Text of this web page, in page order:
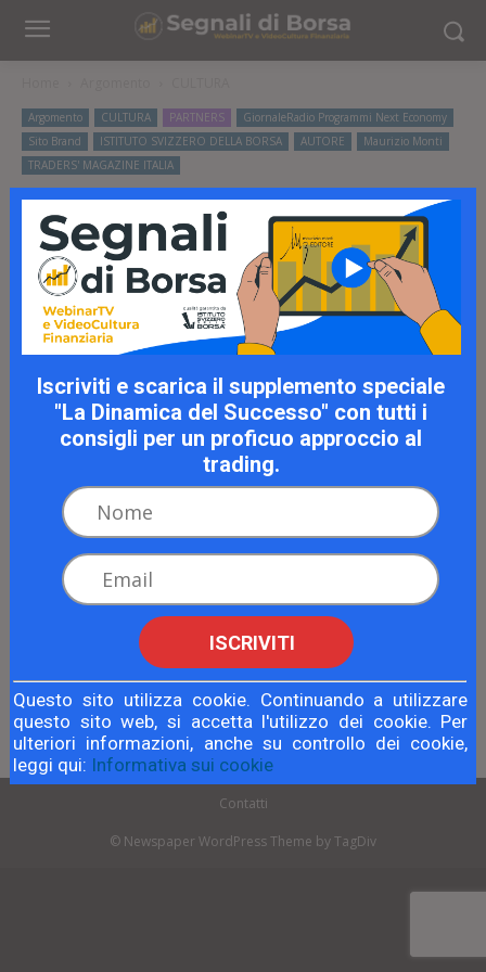
Argomento CULTURA PARTNERS
GiornaleRadio Programmi Next Economy
Sito Brand
ISTITUTO SVIZZERO DELLA BORSA AUTORE
Maurizio Monti
TRADERS' MAGAZINE ITALIA
Giornale Radio Next
Economy con Maurizio Monti
– 30.01.2024
Articolo precedente
Traders’ intervista Serghey
Magalà
Articolo successivo
ForExpert: i profitti dal potere
del dollaro
Contatti
© Newspaper WordPress Theme by TagDiv
Iscriviti e scarica il supplemento speciale
"La Dinamica del Successo" con tutti i
consigli per un proficuo approccio al
trading.
ISCRIVITI
Questo sito utilizza cookie. Continuando a utilizzare
questo sito web, si accetta l'utilizzo dei cookie. Per
ulteriori informazioni, anche su controllo dei cookie,
leggi qui: Informativa sui cookie